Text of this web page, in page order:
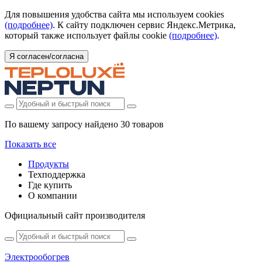
Для повышения удобства сайта мы используем cookies
(подробнее). К сайту подключен сервис Яндекс.Метрика,
который также использует файлы cookie (подробнее).
Я согласен/согласна
По вашему запросу найдено 30 товаров
Показать все
Продукты
Техподдержка
Где купить
О компании
Официальный сайт производителя
Электрообогрев